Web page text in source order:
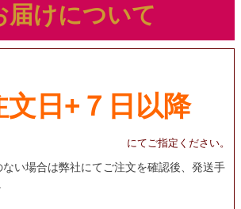
届けについて
文日+７日以降
にてご指定ください。
い場合は弊社にてご注文を確認後、発送手